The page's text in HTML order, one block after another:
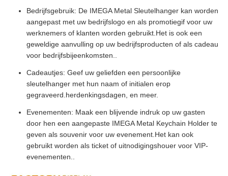
Bedrijfsgebruik: De IMEGA Metal Sleutelhanger kan worden
aangepast met uw bedrijfslogo en als promotiegif voor uw
werknemers of klanten worden gebruikt.Het is ook een
geweldige aanvulling op uw bedrijfsproducten of als cadeau
voor bedrijfsbijeenkomsten..
Cadeautjes: Geef uw geliefden een persoonlijke
sleutelhanger met hun naam of initialen erop
gegraveerd.herdenkingsdagen, en meer.
Evenementen: Maak een blijvende indruk op uw gasten
door hen een aangepaste IMEGA Metal Keychain Holder te
geven als souvenir voor uw evenement.Het kan ook
gebruikt worden als ticket of uitnodigingshouer voor VIP-
evenementen..